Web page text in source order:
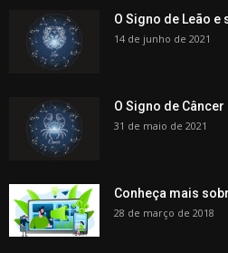
O Signo de Leão e
14 de junho de 2021
O Signo de
31 de maio de 2021
Conheça mais
28 de março de 2018